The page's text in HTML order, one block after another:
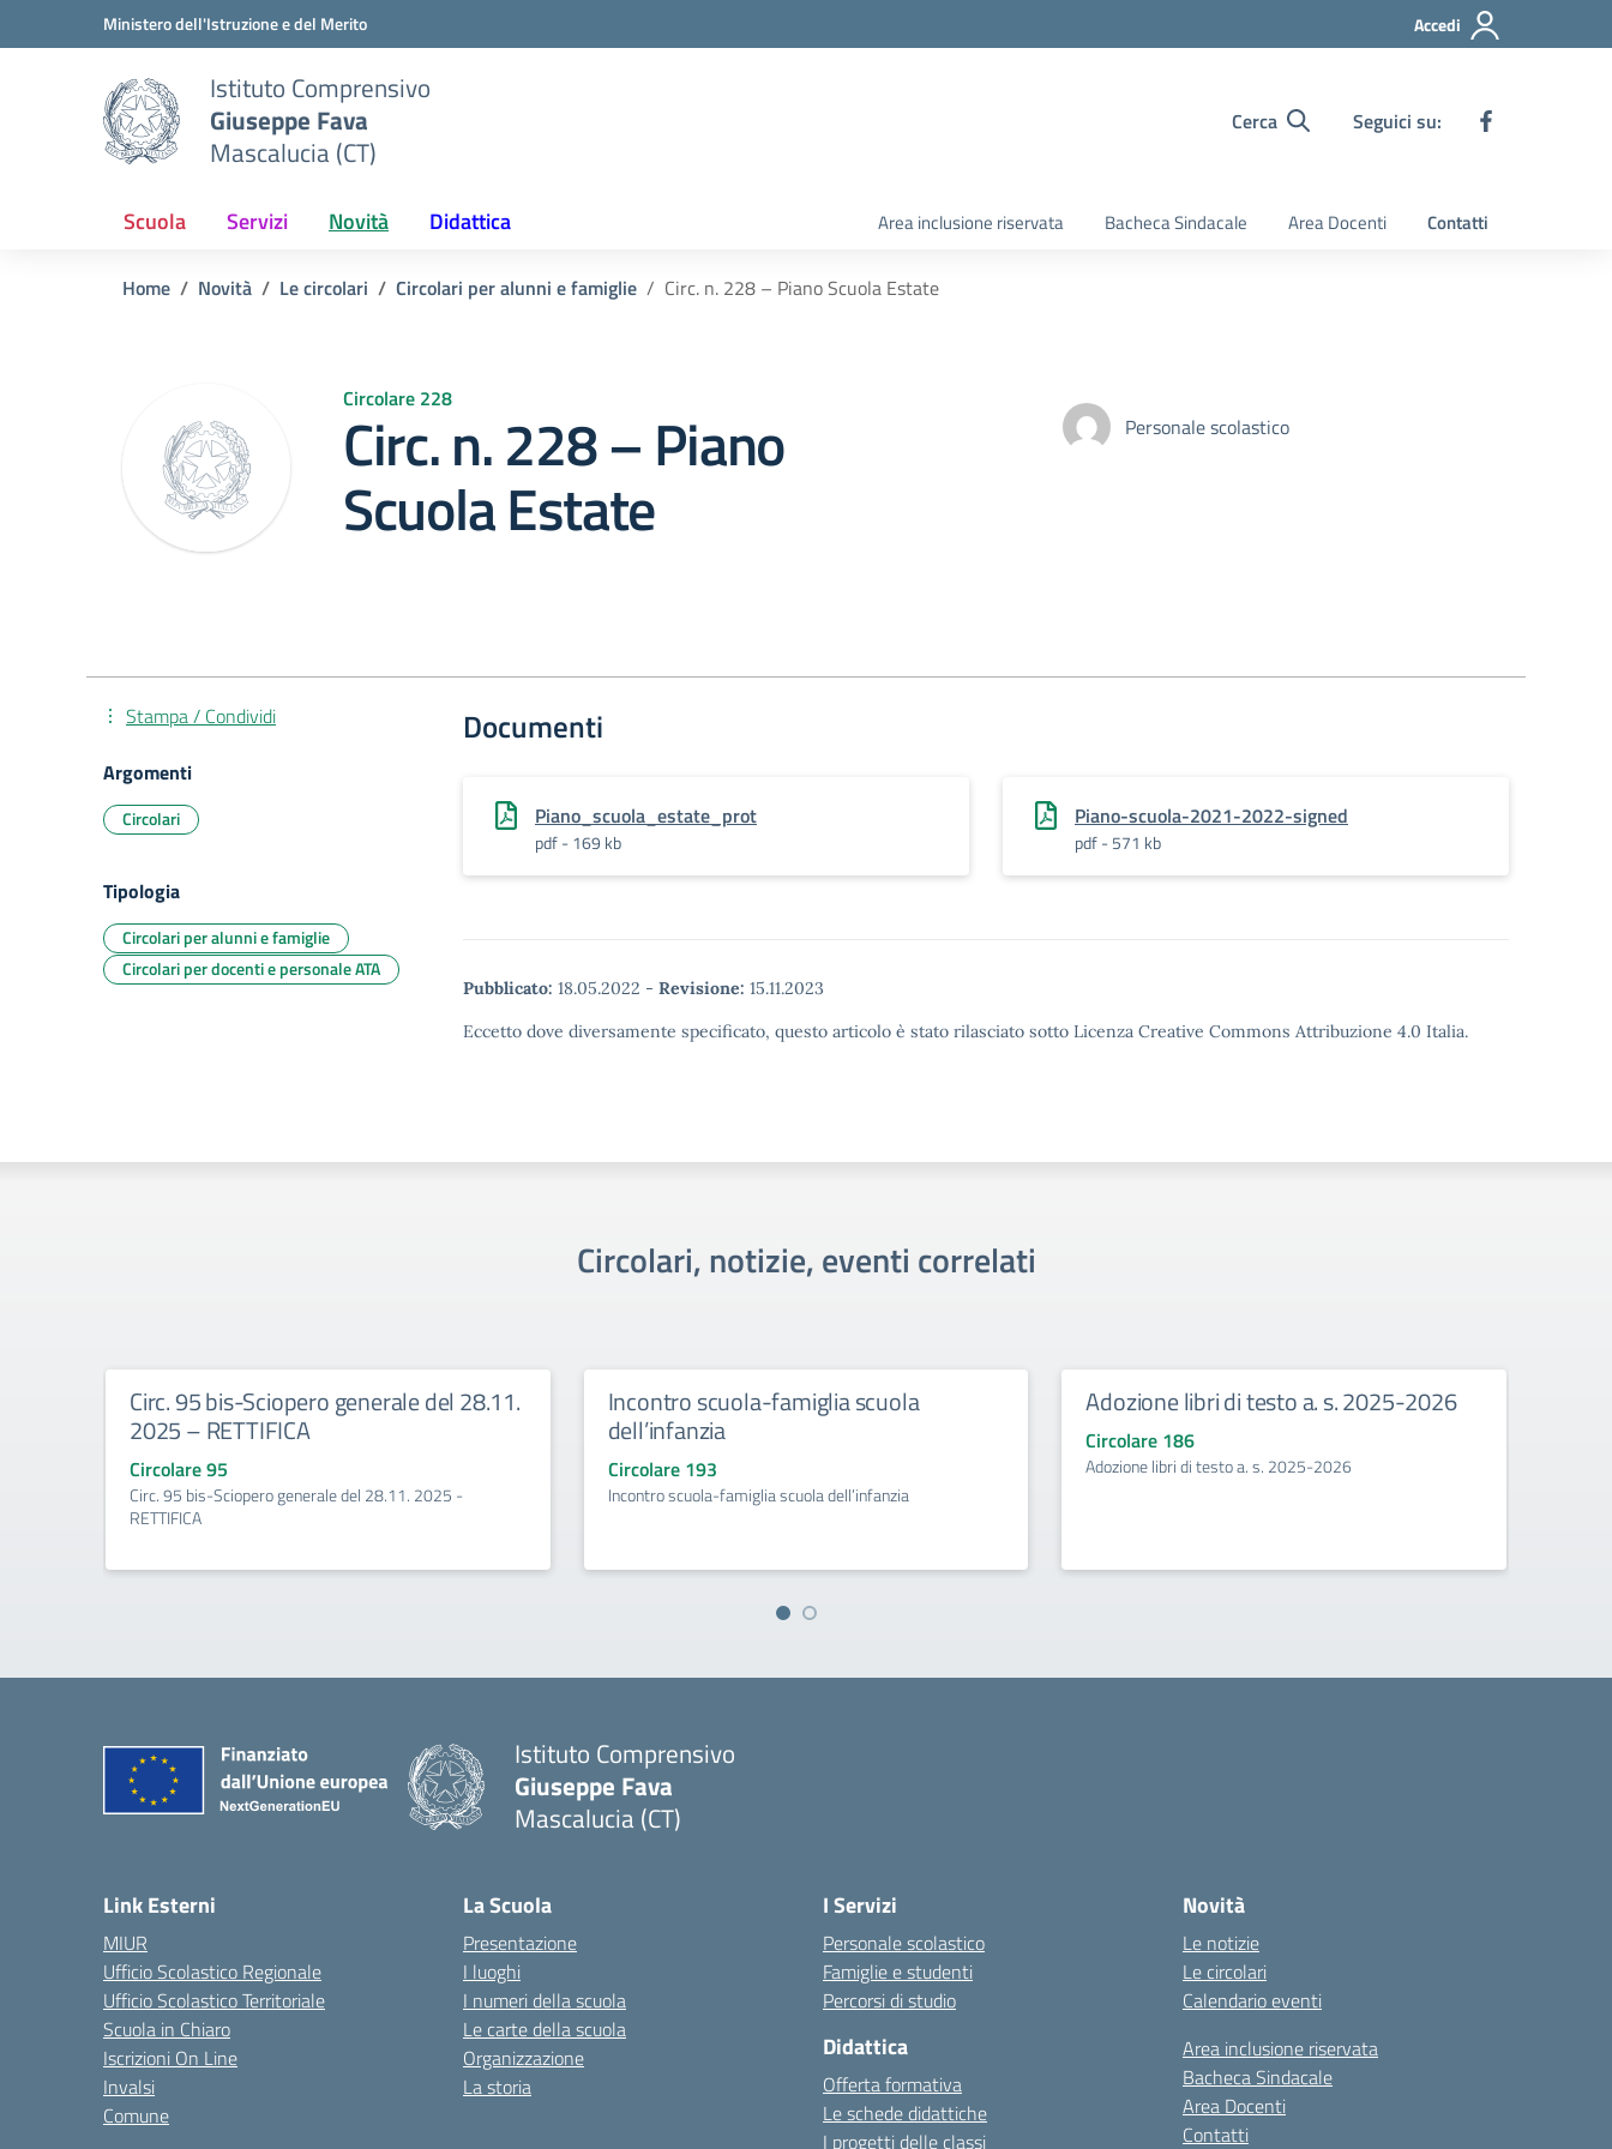
Vai ai contenuti
Vai al menu di navigazioneMinistero dell'Istruzione e del Merito Accedi
Istituto Comprensivo
Giuseppe Fava
Mascalucia (CT)
Cerca Seguici su:
Scuola Servizi Novità Didattica Area inclusione riservata Bacheca Sindacale Area Docenti Contatti
Home Novità Le circolari Circolari per alunni e famiglie Circ. n. 228 – Piano Scuola Estate
Circolare 228
Circ. n. 228 – Piano
Scuola Estate
Personale scolastico
Documenti
Piano_scuola_estate_prot
pdf - 169 kb
Piano-scuola-2021-2022-signed
pdf - 571 kb
Pubblicato: 18.05.2022 - Revisione: 15.11.2023
Eccetto dove diversamente specificato, questo articolo è stato rilasciato sotto Licenza Creative Commons Attribuzione 4.0 Italia.
Stampa / Condividi
Argomenti
Circolari
Tipologia
Circolari per alunni e famiglie
Circolari per docenti e personale ATA
Circolari, notizie, eventi correlati
Circ. 95 bis-Sciopero generale del 28.11.
2025 – RETTIFICA
Circolare 95
Circ. 95 bis-Sciopero generale del 28.11. 2025 -
RETTIFICA
Incontro scuola-famiglia scuola
dell’infanzia
Circolare 193
Incontro scuola-famiglia scuola dell’infanzia
Adozione libri di testo a. s. 2025-2026
Circolare 186
Adozione libri di testo a. s. 2025-2026
Istituto Comprensivo
Giuseppe Fava
Mascalucia (CT)
Link Esterni
MIUR
Ufficio Scolastico Regionale
Ufficio Scolastico Territoriale
Scuola in Chiaro
Iscrizioni On Line
Invalsi
Comune
La Scuola
Presentazione
I luoghi
I numeri della scuola
Le carte della scuola
Organizzazione
La storia
I Servizi
Personale scolastico
Famiglie e studenti
Percorsi di studio
Didattica
Offerta formativa
Le schede didattiche
I progetti delle classi
Novità
Le notizie
Le circolari
Calendario eventi
Area inclusione riservata
Bacheca Sindacale
Area Docenti
Contatti